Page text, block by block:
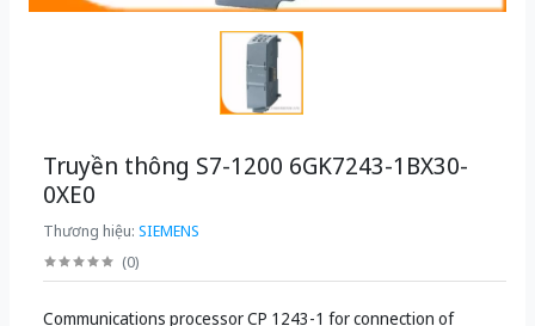
Truyền thông S7-1200 6GK7243-1BX30-
0XE0
Thương hiệu: SIEMENS
(0)
Communications processor CP 1243-1 for connection of